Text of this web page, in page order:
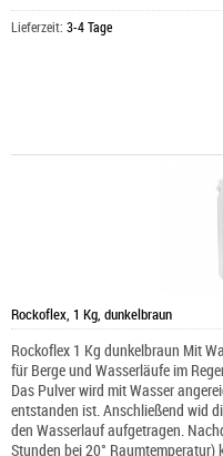
Lieferzeit: 3-4 Tage
Rockoflex, 1 Kg, dunkelbraun
Rockoflex 1 Kg dunkelbraun Mit
für Berge und Wasserläufe im
Das Pulver wird mit Wasser
entstanden ist. Anschließend wid
den Wasserlauf aufgetragen.
Stunden bei 20°